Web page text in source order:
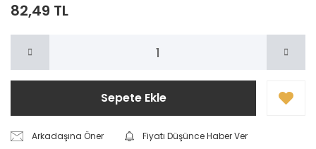
82,49 TL
Sepete Ekle
Arkadaşına Öner
Fiyatı Düşünce Haber Ver